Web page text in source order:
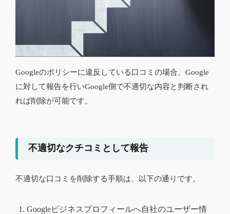
Googleのポリシーに違反している口コミの場合、Google
に対して報告を行いGoogle側で不適切な内容と判断され
れば削除が可能です。
不適切なクチコミとして報告
不適切な口コミを削除する手順は、以下の通りです。
Googleビジネスプロフィールへ自社のユーザー情